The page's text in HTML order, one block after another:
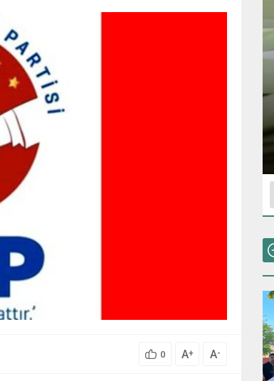
0 A+ A-